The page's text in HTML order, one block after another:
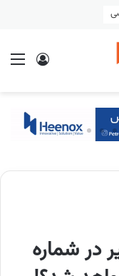
در شماره